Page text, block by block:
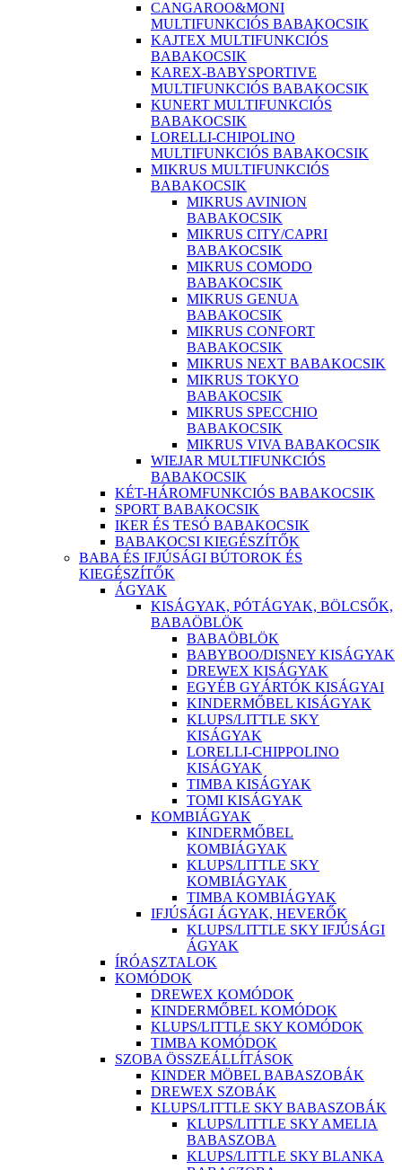
CANGAROO&MONI
MULTIFUNKCIÓS BABAKOCSIK
KAJTEX MULTIFUNKCIÓS
BABAKOCSIK
KAREX-BABYSPORTIVE
MULTIFUNKCIÓS BABAKOCSIK
KUNERT MULTIFUNKCIÓS
BABAKOCSIK
LORELLI-CHIPOLINO
MULTIFUNKCIÓS BABAKOCSIK
MIKRUS MULTIFUNKCIÓS
BABAKOCSIK
MIKRUS AVINION
BABAKOCSIK
MIKRUS CITY/CAPRI
BABAKOCSIK
MIKRUS COMODO
BABAKOCSIK
MIKRUS GENUA
BABAKOCSIK
MIKRUS CONFORT
BABAKOCSIK
MIKRUS NEXT BABAKOCSIK
MIKRUS TOKYO
BABAKOCSIK
MIKRUS SPECCHIO
BABAKOCSIK
MIKRUS VIVA BABAKOCSIK
WIEJAR MULTIFUNKCIÓS
BABAKOCSIK
KÉT-HÁROMFUNKCIÓS BABAKOCSIK
SPORT BABAKOCSIK
IKER ÉS TESÓ BABAKOCSIK
BABAKOCSI KIEGÉSZÍTŐK
BABA ÉS IFJÚSÁGI BÚTOROK ÉS
KIEGÉSZÍTŐK
ÁGYAK
KISÁGYAK, PÓTÁGYAK, BÖLCSŐK,
BABAÖBLÖK
BABAÖBLÖK
BABYBOO/DISNEY KISÁGYAK
DREWEX KISÁGYAK
EGYÉB GYÁRTÓK KISÁGYAI
KINDERMŐBEL KISÁGYAK
KLUPS/LITTLE SKY
KISÁGYAK
LORELLI-CHIPPOLINO
KISÁGYAK
TIMBA KISÁGYAK
TOMI KISÁGYAK
KOMBIÁGYAK
KINDERMŐBEL
KOMBIÁGYAK
KLUPS/LITTLE SKY
KOMBIÁGYAK
TIMBA KOMBIÁGYAK
IFJÚSÁGI ÁGYAK, HEVERŐK
KLUPS/LITTLE SKY IFJÚSÁGI
ÁGYAK
ÍRÓASZTALOK
KOMÓDOK
DREWEX KOMÓDOK
KINDERMŐBEL KOMÓDOK
KLUPS/LITTLE SKY KOMÓDOK
TIMBA KOMÓDOK
SZOBA ÖSSZEÁLLÍTÁSOK
KINDER MÖBEL BABASZOBÁK
DREWEX SZOBÁK
KLUPS/LITTLE SKY BABASZOBÁK
KLUPS/LITTLE SKY AMELIA
BABASZOBA
KLUPS/LITTLE SKY BLANKA